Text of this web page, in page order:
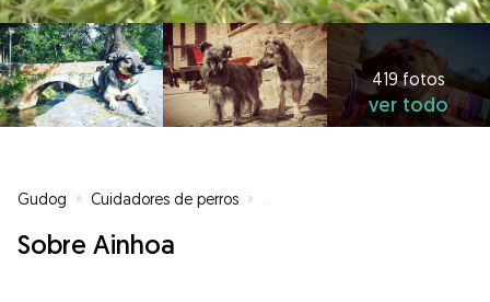
419 fotos
ver todo
Gudog » Cuidadores de perros »
Sobre Ainhoa